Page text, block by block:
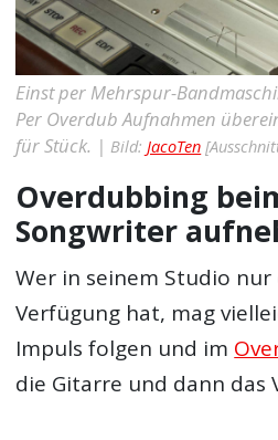
Einst per Mehrspur-
Per Overdub Aufnahmen
für Stück. |Bild:JacoTen
Overdubbing
Songwriter
Wer in seinem Studio
Verfügung hat, mag
Impuls folgen und im
die Gitarre und dann das